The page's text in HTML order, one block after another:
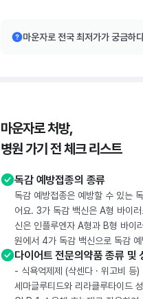
마운자로 전국 최저가가 궁금하
마운자로 처방,
병원 가기 전 체크 리스트
독감 예방접종의 종류
독감 예방접종은 예방할 수 있는
어요. 3가 독감 백신은 A형 바이
신은 인플루엔자 A형과 B형 바이
원에서 4가 독감 백신으로 독감
다이어트 전문의약품 종류 및
- 식욕억제제 (삭센다 · 위고비 등)
세마글루티드와 리라클루타이드